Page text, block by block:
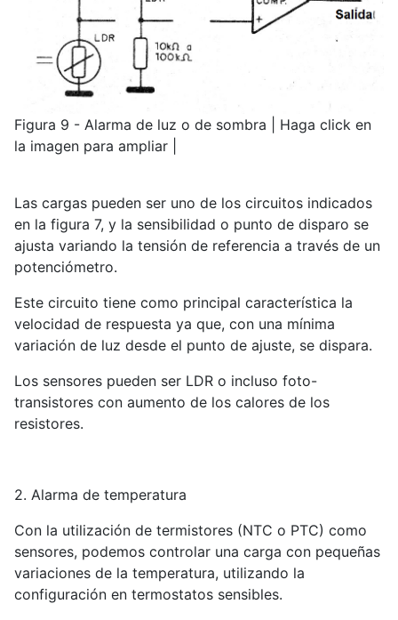
Figura 9 - Alarma de luz o de sombra | Haga click en
la imagen para ampliar |
Las cargas pueden ser uno de los circuitos indicados
en la figura 7, y la sensibilidad o punto de disparo se
ajusta variando la tensión de referencia a través de un
potenciómetro.
Este circuito tiene como principal característica la
velocidad de respuesta ya que, con una mínima
variación de luz desde el punto de ajuste, se dispara.
Los sensores pueden ser LDR o incluso foto-
transistores con aumento de los calores de los
resistores.
2. Alarma de temperatura
Con la utilización de termistores (NTC o PTC) como
sensores, podemos controlar una carga con pequeñas
variaciones de la temperatura, utilizando la
configuración en termostatos sensibles.